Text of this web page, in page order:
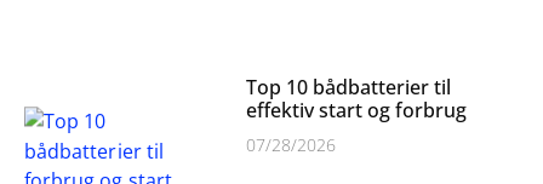
Top 10 bådbatterier til
effektiv start og forbrug
07/28/2026